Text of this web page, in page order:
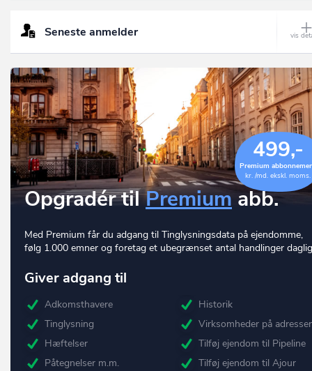
Seneste anmelder
499,-
Premium
kr. /md. ekskl. moms.
Opgradér tilPremium abb.
Med Premium får du adgang til Tinglysningsdata på ejendomme,
følg 1.000 emner og foretag et ubegrænset antal handlinger
Giver adgang til
Adkomsthavere
Tinglysning
Hæftelser
Påtegnelser m.m.
Historik
Virksomheder på
Tilføj ejendom til Pipeline
Tilføj ejendom til Ajour